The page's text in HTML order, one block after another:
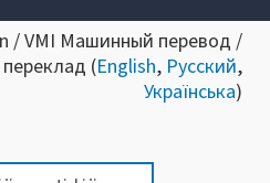
/ VMI Машинный перевод /
(English, Русский,
Українська)